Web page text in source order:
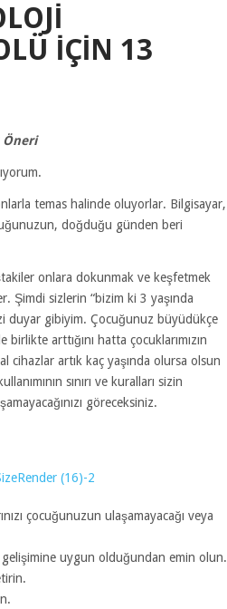
IÇIN 13
Öneri
temas halinde oluyorlar. Bilgisayar,
doğduğu günden beri
onlara dokunmak ve keşfetmek
Şimdi sizlerin “bizim ki 3 yaşında
duyar gibiyim. Çocuğunuz büyüdükçe
arttığını hatta çocuklarımızın
cihazlar artık kaç yaşında olursa olsun
sınırı ve kuralları sizin
göreceksiniz.
çocuğunuzun ulaşamayacağı veya
uygun olduğundan emin olun.